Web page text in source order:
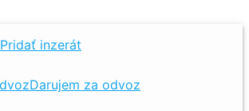
Pridať inzerát
Darujem za odvoz